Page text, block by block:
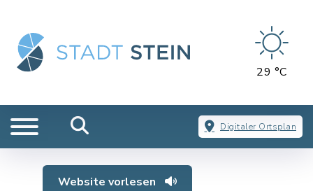
29 °C
Digitaler Ortsplan
Website vorlesen